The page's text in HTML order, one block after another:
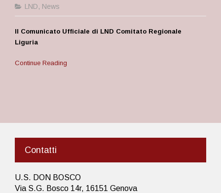
LND, News
Il Comunicato Ufficiale di LND Comitato Regionale
Liguria
Continue Reading
Contatti
U.S. DON BOSCO
Via S.G. Bosco 14r, 16151 Genova